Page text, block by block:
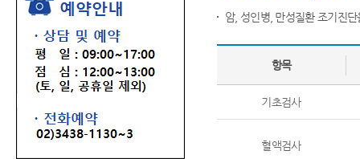
암, 성인병, 만성질환 조기진
항목
기초검사
혈액검사